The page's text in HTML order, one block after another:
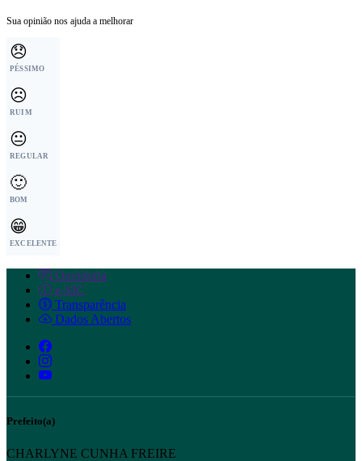
Sua opinião nos ajuda a melhorar
😞
PÉSSIMO
☹️
RUIM
😐
REGULAR
🙂
BOM
😁
EXCELENTE
Ouvidoria
e-SIC
Transparência
Dados Abertos
Prefeito(a)
CHARLYNE CUNHA FREIRE